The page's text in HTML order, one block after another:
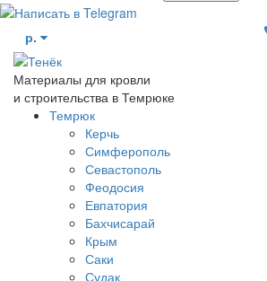
р.
Материалы для кровли
и строительства в Темрюке
Темрюк
Керчь
Симферополь
Севастополь
Феодосия
Евпатория
Бахчисарай
Крым
Саки
Судак